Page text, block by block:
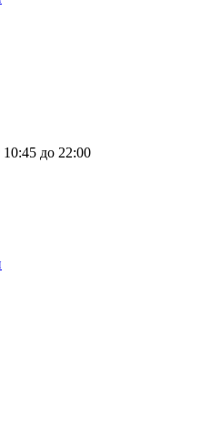
до 22:00